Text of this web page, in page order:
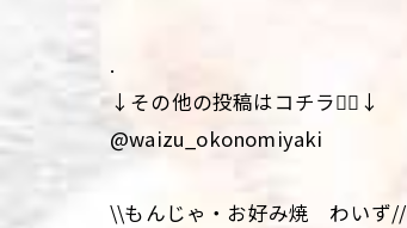
.
↓その他の投稿はコチラ💁‍♀️↓
@waizu_okonomiyaki
\\もんじゃ・お好み焼 わいず//